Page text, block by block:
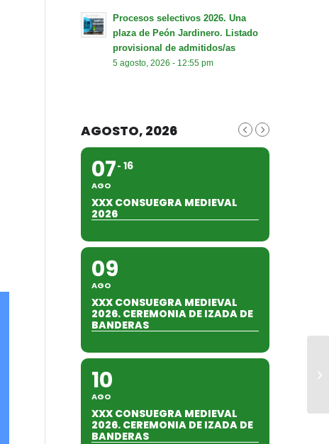
Procesos selectivos 2026. Una
plaza de Peón Jardinero. Listado
provisional de admitidos/as
5 agosto, 2026 - 12:55 pm
AGOSTO, 2026
07
AGO
16
XXX CONSUEGRA MEDIEVAL
2026
09
AGO
XXX CONSUEGRA MEDIEVAL
2026. CEREMONIA DE IZADA DE
BANDERAS
10
AGO
XXX CONSUEGRA MEDIEVAL
2026. CEREMONIA DE IZADA DE
BANDERAS